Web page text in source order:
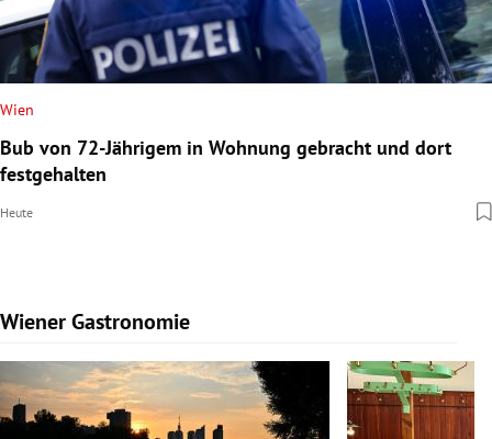
Wien
Bub von 72-Jährigem in Wohnung gebracht und dort
festgehalten
Heute
Wiener Gastronomie
Slide 1 von 15